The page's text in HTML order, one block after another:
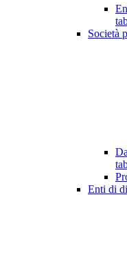
Società
Enti di